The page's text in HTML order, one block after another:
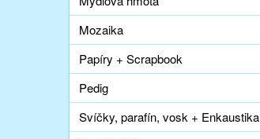
Mozaika
Papíry + Scrapbook
Pedig
Svíčky, parafín, vosk + Enkaustika